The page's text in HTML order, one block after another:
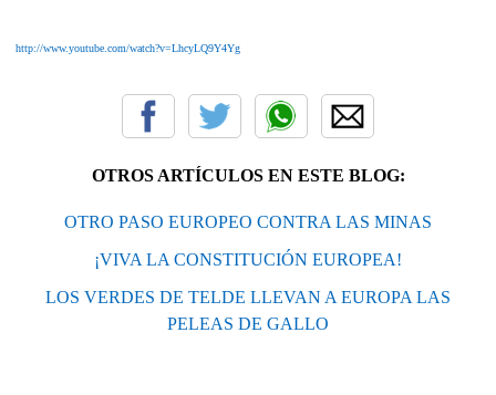
http://www.youtube.com/watch?v=LhcyLQ9Y4Yg
OTROS ARTÍCULOS EN ESTE BLOG:
OTRO PASO EUROPEO CONTRA LAS MINAS
¡VIVA LA CONSTITUCIÓN EUROPEA!
LOS VERDES DE TELDE LLEVAN A EUROPA LAS
PELEAS DE GALLO